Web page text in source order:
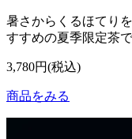
暑さからくるほてり
すすめの夏季限定茶で
3,780円(税込)
商品をみる